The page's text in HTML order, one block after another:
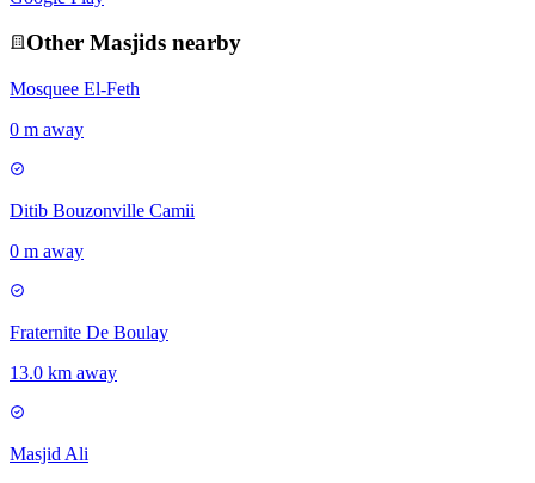
Other Masjids nearby
Mosquee El-Feth
0 m away
Ditib Bouzonville Camii
0 m away
Fraternite De Boulay
13.0 km away
Masjid Ali